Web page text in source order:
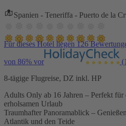
Spanien - Teneriffa - Puerto de la
Für dieses Hotel liegen 126
von 86% vor
8-tägige Flugreise, DZ inkl. HP
Adults Only ab 16 Jahren – Perfekt für
erholsamen Urlaub
Traumhafter Panoramablick –
Atlantik und den Teide